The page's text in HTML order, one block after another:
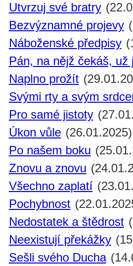
Utvrzuj své bratry
Bezvýznamné projevy
Náboženské předpisy
Pán, na nějž čekáš, už
Naplno prožít
Svými rty a svým
Pro samé jistoty
Úkon vůle (26.01.2025)
Po našem boku
Znovu a znovu
Všechno zaplatí
Pochybnost
Nedostatek a štědrost
Neexistují překážky
Sešli svého Ducha